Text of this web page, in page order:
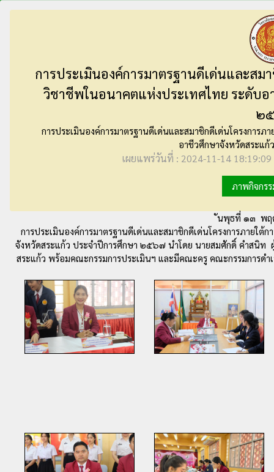
การประเมินองค์การมาตรฐานดีเด่นและสม
วิชาชีพในอนาคตแห่งประเทศไทย ระดับ
๒
การประเมินองค์การมาตรฐานดีเด่นและสมาชิกดีเด่นโครงการ
อาชีวศึกษาจังหวัดสระแ
เผยแพร่วันที่ : 2024-11-14
ภาพกิจกร
นพุธที่ ๑๓ พฤ
การประเมินองค์การมาตรฐานดีเด่นและสมาชิกดีเด่นโครงการภายใ
จังหวัดสระแก้ว ประจำปีการศึกษา ๒๕๖๗ นำโดย นายสมศักดิ์ คำสนิท
สระแก้ว พร้อมคณะกรรมการประเมินฯ และมีคณะครู คณะกรรมการด